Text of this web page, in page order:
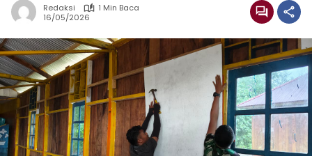
Redaksi
1 Min Baca
16/05/2026